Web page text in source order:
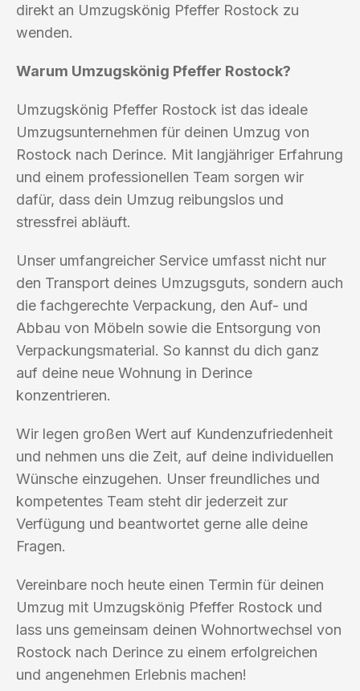
direkt an Umzugskönig Pfeffer Rostock zu
wenden.
Warum Umzugskönig Pfeffer Rostock?
Umzugskönig Pfeffer Rostock ist das ideale
Umzugsunternehmen für deinen Umzug von
Rostock nach Derince. Mit langjähriger Erfahrung
und einem professionellen Team sorgen wir
dafür, dass dein Umzug reibungslos und
stressfrei abläuft.
Unser umfangreicher Service umfasst nicht nur
den Transport deines Umzugsguts, sondern auch
die fachgerechte Verpackung, den Auf- und
Abbau von Möbeln sowie die Entsorgung von
Verpackungsmaterial. So kannst du dich ganz
auf deine neue Wohnung in Derince
konzentrieren.
Wir legen großen Wert auf Kundenzufriedenheit
und nehmen uns die Zeit, auf deine individuellen
Wünsche einzugehen. Unser freundliches und
kompetentes Team steht dir jederzeit zur
Verfügung und beantwortet gerne alle deine
Fragen.
Vereinbare noch heute einen Termin für deinen
Umzug mit Umzugskönig Pfeffer Rostock und
lass uns gemeinsam deinen Wohnortwechsel von
Rostock nach Derince zu einem erfolgreichen
und angenehmen Erlebnis machen!